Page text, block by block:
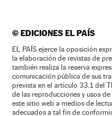
©EDICIONES EL PAÍS
EL PAÍS ejerce la oposición
la elaboración de revistas de
también realiza la reserva
comunicación pública de sus
prevista en el artículo 33.1 del
de las reproducciones y usos
este sitio web a medios de
adecuados a tal fin de